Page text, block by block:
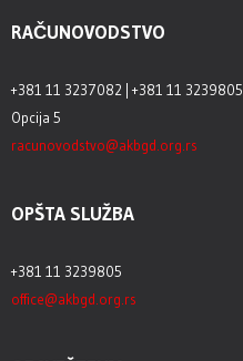
RAČUNOVODSTVO
+381 11 3237082 | +381 11 3239805
Opcija 5
racunovodstvo@akbgd.org.rs
OPŠTA SLUŽBA
+381 11 3239805
office@akbgd.org.rs